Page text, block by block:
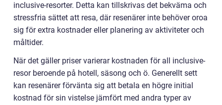
inclusive-resorter. Detta kan tillskrivas det bekväma och
stressfria sättet att resa, där resenärer inte behöver oroa
sig för extra kostnader eller planering av aktiviteter och
måltider.
När det gäller priser varierar kostnaden för all inclusive-
resor beroende på hotell, säsong och ö. Generellt sett
kan resenärer förvänta sig att betala en högre initial
kostnad för sin vistelse jämfört med andra typer av